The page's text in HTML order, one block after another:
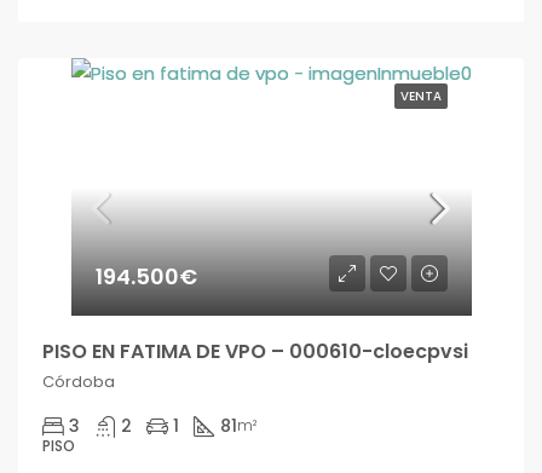
VENTA
194.500€
PISO EN FATIMA DE VPO – 000610-cloecpvsi
Córdoba
3 2 1 81m²
PISO